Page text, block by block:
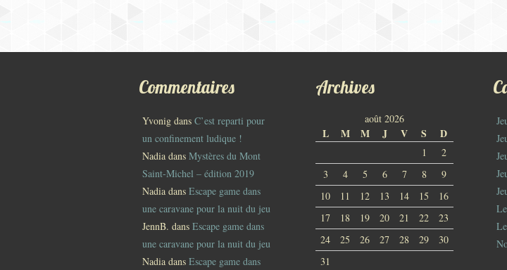
Commentaires
Yvonig dans C’est reparti pour
un confinement ludique !
Nadia dans Mystères du Mont
Saint-Michel – édition 2019
Nadia dans Escape game dans
une caravane pour la nuit du jeu
JennB. dans Escape game dans
une caravane pour la nuit du jeu
Nadia dans Escape game dans
Archives
août 2026
L M M J V S D
1
2
3
4 5 6 7 8
9
10
11 12 13 14 15
16
17
18 19 20 21 22
23
24
25 26 27 28 29
30
31